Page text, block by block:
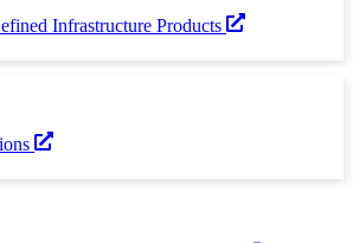
Infrastructure Products